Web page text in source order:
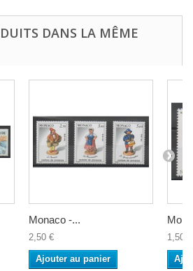
DANS LA MÊME
Monaco -...
2,50 €
Ajouter au panier
1,50 €